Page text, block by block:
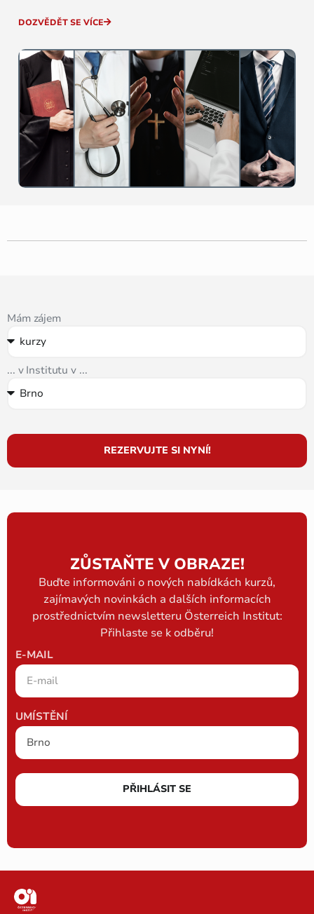
DOZVĚDĚT SE VÍCE
Mám zájem
... v Institutu v ...
REZERVUJTE SI NYNÍ!
ZŮSTAŇTE V OBRAZE!
Buďte informováni o nových nabídkách kurzů,
zajímavých novinkách a dalších informacích
prostřednictvím newsletteru Österreich Institut:
Přihlaste se k odběru!
E-MAIL
UMÍSTĚNÍ
PŘIHLÁSIT SE